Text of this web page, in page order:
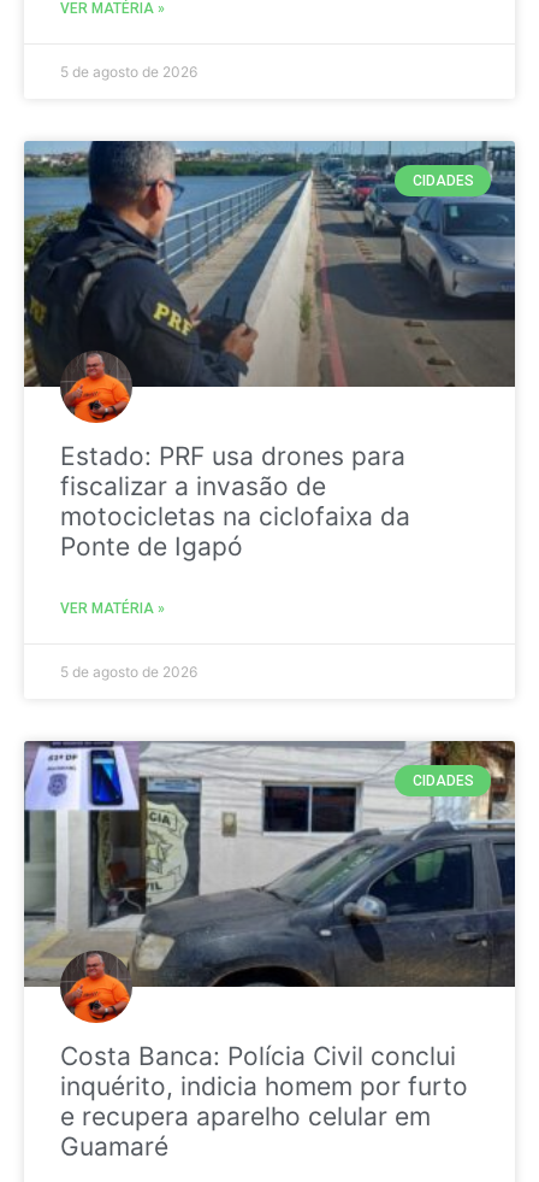
VER MATÉRIA »
5 de agosto de 2026
CIDADES
Estado: PRF usa drones para
fiscalizar a invasão de
motocicletas na ciclofaixa da
Ponte de Igapó
VER MATÉRIA »
5 de agosto de 2026
CIDADES
Costa Banca: Polícia Civil conclui
inquérito, indicia homem por furto
e recupera aparelho celular em
Guamaré